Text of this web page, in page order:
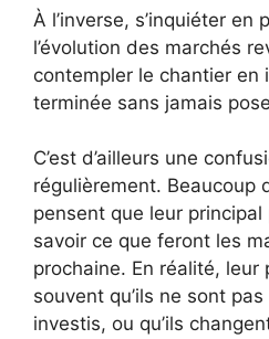
À l’inverse, s’inquiéter en
l’évolution des marchés
contempler le chantier en
terminée sans jamais
C’est d’ailleurs une
régulièrement. Beaucoup
pensent que leur
savoir ce que feront les
prochaine. En réalité,
souvent qu’ils ne sont
investis, ou qu’ils